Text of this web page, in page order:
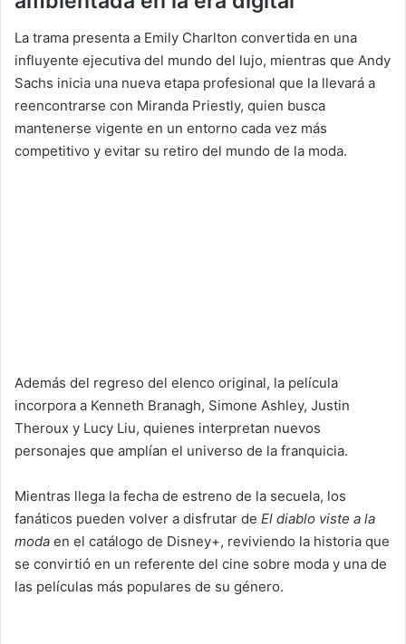
La trama presenta a Emily Charlton convertida en una
influyente ejecutiva del mundo del lujo, mientras que Andy
Sachs inicia una nueva etapa profesional que la llevará a
reencontrarse con Miranda Priestly, quien busca
mantenerse vigente en un entorno cada vez más
competitivo y evitar su retiro del mundo de la moda.
Además del regreso del elenco original, la película
incorpora a Kenneth Branagh, Simone Ashley, Justin
Theroux y Lucy Liu, quienes interpretan nuevos
personajes que amplían el universo de la franquicia.
Mientras llega la fecha de estreno de la secuela, los
fanáticos pueden volver a disfrutar de El diablo viste a la
moda en el catálogo de Disney+, reviviendo la historia que
se convirtió en un referente del cine sobre moda y una de
las películas más populares de su género.